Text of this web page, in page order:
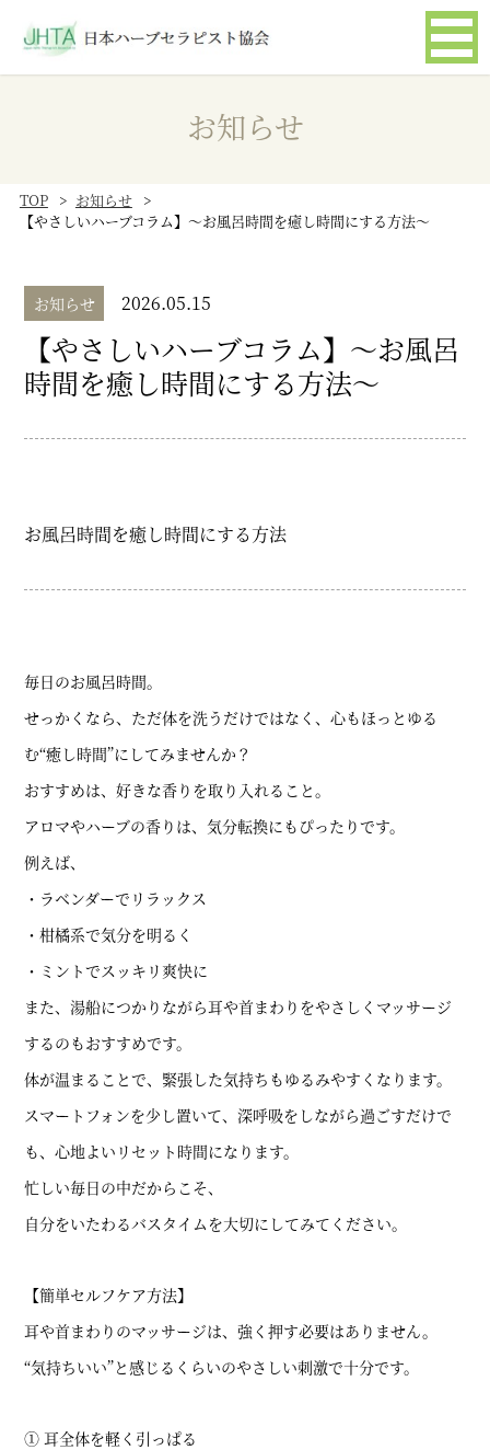
お知らせ
TOP
お知らせ
【やさしいハーブコラム】～お風呂時間を癒し時間にする方法～
お知らせ 2026.05.15
【やさしいハーブコラム】～お風呂
時間を癒し時間にする方法～
お風呂時間を癒し時間にする方法
毎日のお風呂時間。
せっかくなら、ただ体を洗うだけではなく、心もほっとゆる
む“癒し時間”にしてみませんか？
おすすめは、好きな香りを取り入れること。
アロマやハーブの香りは、気分転換にもぴったりです。
例えば、
・ラベンダーでリラックス
・柑橘系で気分を明るく
・ミントでスッキリ爽快に
また、湯船につかりながら耳や首まわりをやさしくマッサージ
するのもおすすめです。
体が温まることで、緊張した気持ちもゆるみやすくなります。
スマートフォンを少し置いて、深呼吸をしながら過ごすだけで
も、心地よいリセット時間になります。
忙しい毎日の中だからこそ、
自分をいたわるバスタイムを大切にしてみてください。
【簡単セルフケア方法】
耳や首まわりのマッサージは、強く押す必要はありません。
“気持ちいい”と感じるくらいのやさしい刺激で十分です。
① 耳全体を軽く引っぱる